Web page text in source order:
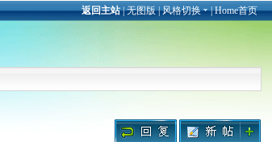
返回主站|无图版|风格切换 |Home首页